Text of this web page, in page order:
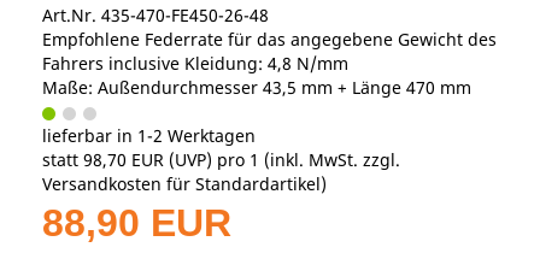
Art.Nr. 435-470-FE450-26-48
Empfohlene Federrate für das angegebene Gewicht des
Fahrers inclusive Kleidung: 4,8 N/mm
Maße: Außendurchmesser 43,5 mm + Länge 470 mm
lieferbar in 1-2 Werktagen
statt 98,70 EUR (UVP) pro 1 (inkl. MwSt. zzgl.
Versandkosten für Standardartikel)
88,90 EUR